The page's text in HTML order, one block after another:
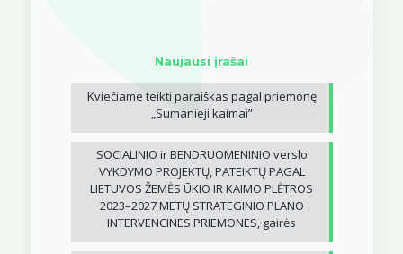
Naujausi įrašai
Kviečiame teikti paraiškas pagal priemonę
„Sumanieji kaimai”
SOCIALINIO ir BENDRUOMENINIO verslo
VYKDYMO PROJEKTŲ, PATEIKTŲ PAGAL
LIETUVOS ŽEMĖS ŪKIO IR KAIMO PLĖTROS
2023–2027 METŲ STRATEGINIO PLANO
INTERVENCINES PRIEMONES, gairės